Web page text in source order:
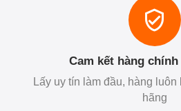
Cam kết hàng chính
Lấy uy tín làm đầu, hàng
hãng